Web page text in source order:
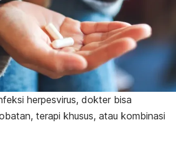
herpesvirus, dokter bisa
terapi khusus, atau kombinasi